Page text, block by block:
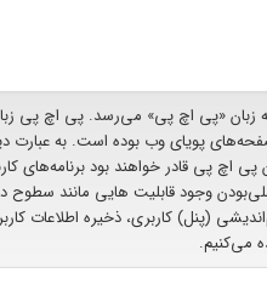
به زبان «پی اچ پی» می‌رسد. پی‌ اچ‌ پی
پویای وب بوده است. به عبارت
پی‌ اچ پی قادر خواهند بود برنامه‌های
وجود قابلیت هایی مانند
(پنل) کاربری، ذخیره اطلاعات
می‌کنیم.